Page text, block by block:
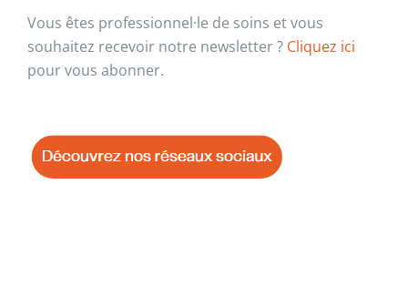
Vous êtes professionnel·le de soins et vous
souhaitez recevoir notre newsletter ? Cliquez ici
pour vous abonner.